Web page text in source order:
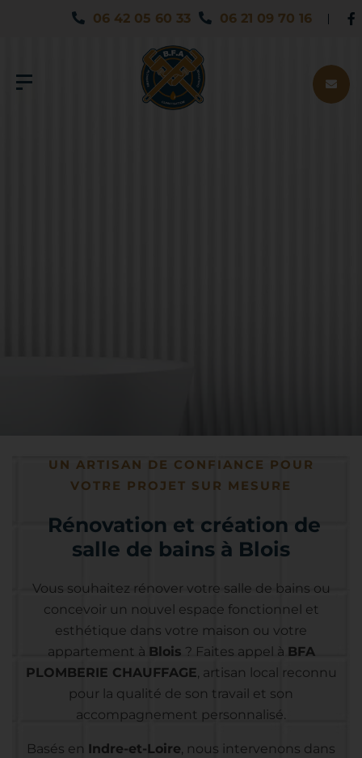
06 42 05 60 33 06 21 09 70 16
UN ARTISAN DE CONFIANCE POUR
VOTRE PROJET SUR MESURE
Rénovation et création de
salle de bains à Blois
Vous souhaitez rénover votre salle de bains ou
concevoir un nouvel espace fonctionnel et
esthétique dans votre maison ou votre
appartement à Blois ? Faites appel à BFA
PLOMBERIE CHAUFFAGE, artisan local reconnu
pour la qualité de son travail et son
accompagnement personnalisé.
Basés en Indre-et-Loire, nous intervenons dans